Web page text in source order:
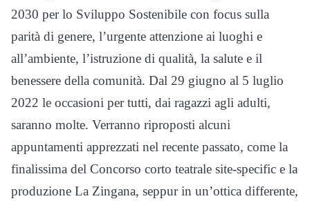
2030 per lo Sviluppo Sostenibile con focus sulla
parità di genere, l’urgente attenzione ai luoghi e
all’ambiente, l’istruzione di qualità, la salute e il
benessere della comunità. Dal 29 giugno al 5 luglio
2022 le occasioni per tutti, dai ragazzi agli adulti,
saranno molte. Verranno riproposti alcuni
appuntamenti apprezzati nel recente passato, come la
finalissima del Concorso corto teatrale site-specific e la
produzione La Zingana, seppur in un’ottica differente,